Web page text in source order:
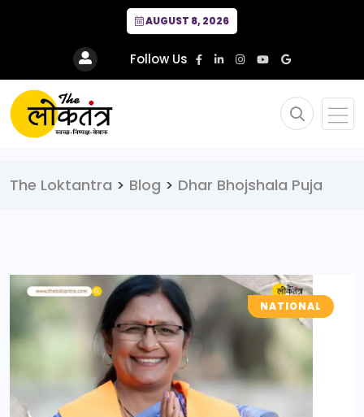
AUGUST 8, 2026
Follow Us
The Loktantra > Blog > Dhar Bhojshala Puja
NATIONAL